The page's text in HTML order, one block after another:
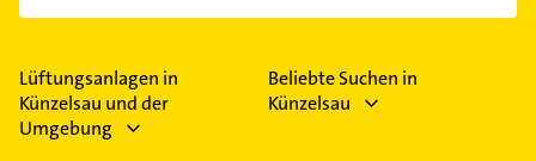
Folgende Leistungen werden angeboten: Heizung
Lüftungsanlagen in
Künzelsau und der
Umgebung
Beliebte Suchen in
Künzelsau